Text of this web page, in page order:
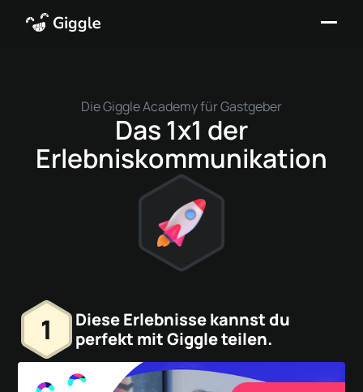
Die Giggle Academy für Gastgeber
Das 1x1 der
Erlebniskommunikation
1
Diese Erlebnisse kannst du
perfekt mit Giggle teilen.